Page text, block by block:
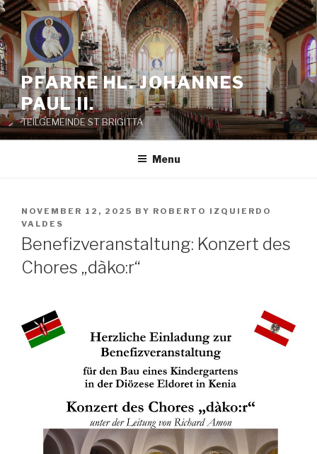
Skip
to
content
PFARRE HL. JOHANNES
PAUL II.
TEILGEMEINDE ST. BRIGITTA
Menu
POSTED
ON
NOVEMBER 12, 2025 BY ROBERTO IZQUIERDO
VALDES
Benefizveranstaltung: Konzert des
Chores „dàko:r“